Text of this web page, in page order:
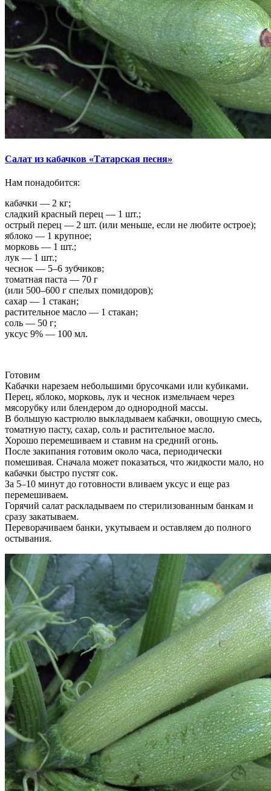
Салат из кабачков «Татарская песня»
Нам понадобится:
кабачки — 2 кг;
сладкий красный перец — 1 шт.;
острый перец — 2 шт. (или меньше, если не любите острое);
яблоко — 1 крупное;
морковь — 1 шт.;
лук — 1 шт.;
чеснок — 5–6 зубчиков;
томатная паста — 70 г
(или 500–600 г спелых помидоров);
сахар — 1 стакан;
растительное масло — 1 стакан;
соль — 50 г;
уксус 9% — 100 мл.
Готовим
Кабачки нарезаем небольшими брусочками или кубиками.
Перец, яблоко, морковь, лук и чеснок измельчаем через
мясорубку или блендером до однородной массы.
В большую кастрюлю выкладываем кабачки, овощную смесь,
томатную пасту, сахар, соль и растительное масло.
Хорошо перемешиваем и ставим на средний огонь.
После закипания готовим около часа, периодически
помешивая. Сначала может показаться, что жидкости мало, но
кабачки быстро пустят сок.
За 5–10 минут до готовности вливаем уксус и еще раз
перемешиваем.
Горячий салат раскладываем по стерилизованным банкам и
сразу закатываем.
Переворачиваем банки, укутываем и оставляем до полного
остывания.